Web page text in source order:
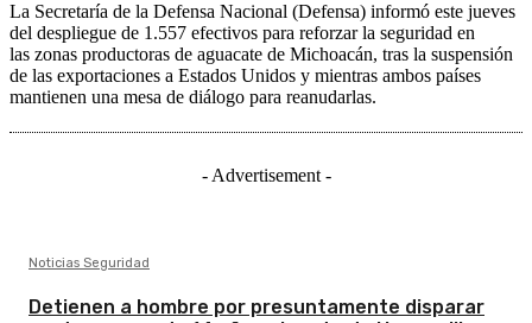
La Secretaría de la Defensa Nacional (Defensa) informó este jueves
del despliegue de 1.557 efectivos para reforzar la seguridad en
las zonas productoras de aguacate de Michoacán, tras la suspensión
de las exportaciones a Estados Unidos y mientras ambos países
mantienen una mesa de diálogo para reanudarlas.
- Advertisement -
Noticias Seguridad
Detienen a hombre por presuntamente disparar